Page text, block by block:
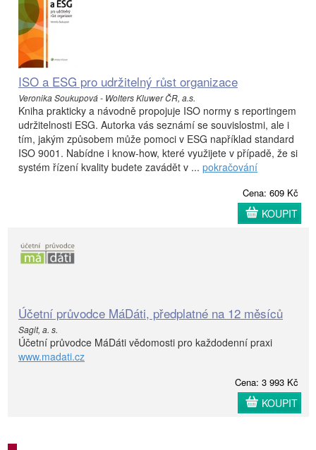
ISO a ESG pro udržitelný růst organizace
Veronika Soukupová - Wolters Kluwer ČR, a.s.
Kniha prakticky a návodně propojuje ISO normy s reportingem
udržitelnosti ESG. Autorka vás seznámí se souvislostmi, ale i
tím, jakým způsobem může pomoci v ESG například standard
ISO 9001. Nabídne i know-how, které využijete v případě, že si
systém řízení kvality budete zavádět v ... pokračování
Cena: 609 Kč
KOUPIT
Účetní průvodce MáDáti, předplatné na 12 měsíců
Sagit, a. s.
Účetní průvodce MáDáti vědomosti pro každodenní praxi
www.madati.cz
Cena: 3 993 Kč
KOUPIT